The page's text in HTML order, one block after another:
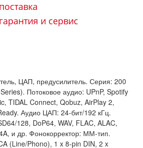
и сервис
ЦАП, предусилитель. Серия: 200
Потоковое аудио: UPnP, Spotify
TIDAL Connect, Qobuz, AirPlay 2,
Аудио ЦАП: 24-бит/192 кГц.
128, DoP64, WAV, FLAC, ALAC,
и др. Фонокорректор: ММ-тип.
(Line/Phono), 1 x 8-pin DIN, 2 x